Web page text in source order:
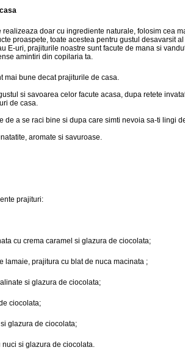
realizeaza doar cu ingrediente naturale, folosim cea
proaspete, toate acestea pentru gustul desavarsit
E-uri, prajiturile noastre sunt facute de mana si
amintiri din copilaria ta.
mai bune decat prajiturile de casa.
si savoarea celor facute acasa, dupa retete
de casa.
de a se raci bine si dupa care simti nevoia sa-ti lingi
aromate si savuroase.
prajituri:
cu crema caramel si glazura de ciocolata;
lamaie, prajitura cu blat de nuca macinata ;
si glazura de ciocolata;
ciocolata;
glazura de ciocolata;
si glazura de ciocolata.